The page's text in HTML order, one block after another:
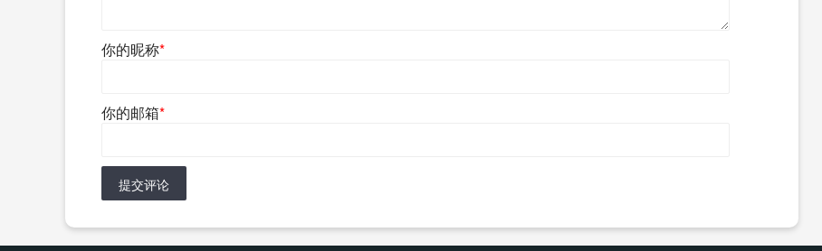
你的昵称*
你的邮箱*
提交评论